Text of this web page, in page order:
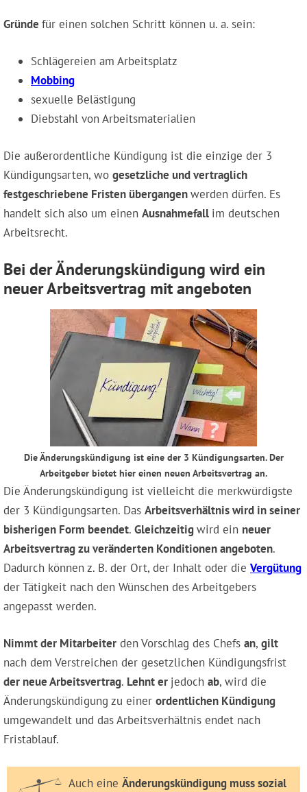
Gründe für einen solchen Schritt können u. a. sein:
Schlägereien am Arbeitsplatz
Mobbing
sexuelle Belästigung
Diebstahl von Arbeitsmaterialien
Die außerordentliche Kündigung ist die einzige der 3
Kündigungsarten, wo gesetzliche und vertraglich
festgeschriebene Fristen übergangenwerden dürfen. Es
handelt sich also um einen Ausnahmefall im deutschen
Arbeitsrecht.
Bei der Änderungskündigung wird ein
neuer Arbeitsvertrag mit angeboten
Die Änderungskündigung ist eine der 3 Kündigungsarten. Der
Arbeitgeber bietet hier einen neuen Arbeitsvertrag an.
Die Änderungskündigung ist vielleicht die merkwürdigste
der 3 Kündigungsarten. Das Arbeitsverhältnis wird in seiner
bisherigen Form beendet. Gleichzeitigwird ein neuer
Arbeitsvertrag zu veränderten Konditionen angeboten.
Dadurch können z. B. der Ort, der Inhalt oder die Vergütung
der Tätigkeit nach den Wünschen des Arbeitgebers
angepasst werden.
Nimmt der Mitarbeiter den Vorschlag des Chefs an, gilt
nach dem Verstreichen der gesetzlichen Kündigungsfrist
der neue Arbeitsvertrag. Lehnt er jedoch ab, wird die
Änderungskündigung zu einer ordentlichen Kündigung
umgewandelt und das Arbeitsverhältnis endet nach
Fristablauf.
Auch eine Änderungskündigung muss sozial